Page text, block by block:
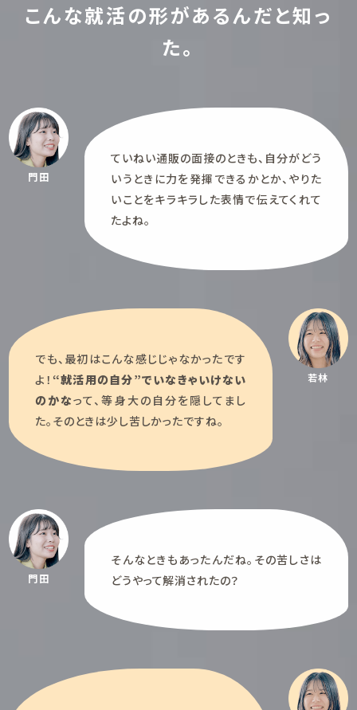
こんな就活の形があるんだと知っ
た。
門田
ていねい通販の面接のときも、自分がどう
いうときに力を発揮できるかとか、やりた
いことをキラキラした表情で伝えてくれて
たよね。
若林
でも、最初はこんな感じじゃなかったです
よ！ “就活用の自分”でいなきゃいけない
のかなって、等身大の自分を隠してまし
た。そのときは少し苦しかったですね。
門田
そんなときもあったんだね。その苦しさは
どうやって解消されたの？